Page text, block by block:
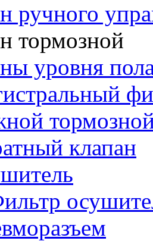
ручного
тормозной
уровня
клапан